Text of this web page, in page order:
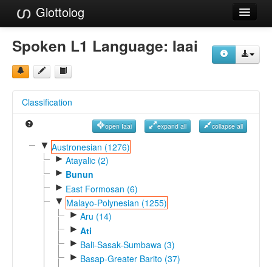
Glottolog
Languages
Families
References
Reference Search
GlottoScope
Spoken L1 Language: Iaai
Classification
open Iaai expand all collapse all
▼ Austronesian (1276)
► Atayalic (2)
► Bunun
► East Formosan (6)
▼ Malayo-Polynesian (1255)
► Aru (14)
► Ati
► Bali-Sasak-Sumbawa (3)
► Basap-Greater Barito (37)